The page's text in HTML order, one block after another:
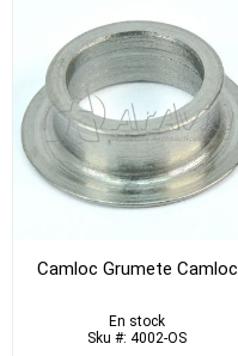
Camloc Grumete Camloc
En stock
Sku #: 4002-OS